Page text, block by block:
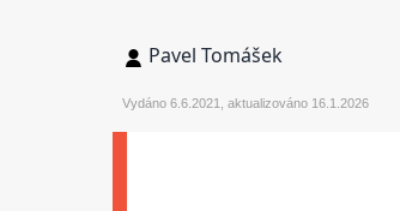
Pavel Tomášek
Vydáno 6.6.2021, aktualizováno 16.1.2026